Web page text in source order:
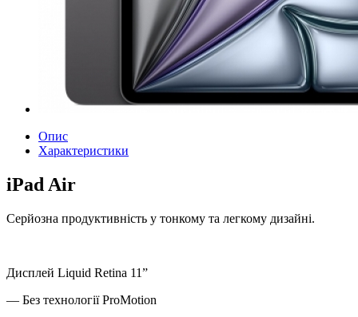
Опис
Характеристики
iPad Air
Серйозна продуктивність у тонкому та легкому дизайні.
Дисплей Liquid Retina 11”
— Без технології ProMotion